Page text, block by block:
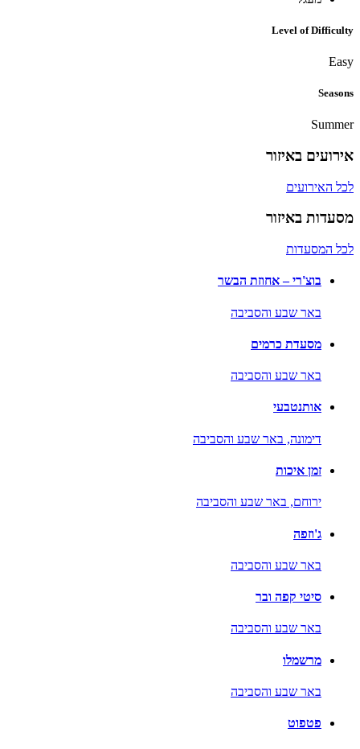
Level of Difficulty
Easy
Seasons
Summer
אירועים באיזור
לכל האירועים
מסעדות באיזור
לכל המסעדות
בוצ'רי – אחוזת הבשר
באר שבע והסביבה
מסעדת כרמים
באר שבע והסביבה
אותנטבעי
דימונה, באר שבע והסביבה
זמן איכות
ירוחם, באר שבע והסביבה
ג'וזפה
באר שבע והסביבה
סיטי קפה ובר
באר שבע והסביבה
מרשמלו
באר שבע והסביבה
פטפוט